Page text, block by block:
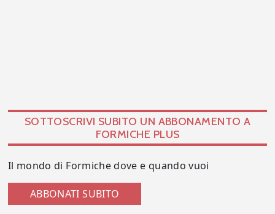
SOTTOSCRIVI SUBITO UN ABBONAMENTO A
FORMICHE PLUS
Il mondo di Formiche dove e quando vuoi
ABBONATI SUBITO